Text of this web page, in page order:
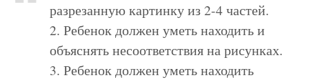
разрезанную картинку из 2-4 частей.
2. Ребенок должен уметь находить и
объяснять несоответствия на рисунках.
3. Ребенок должен уметь находить